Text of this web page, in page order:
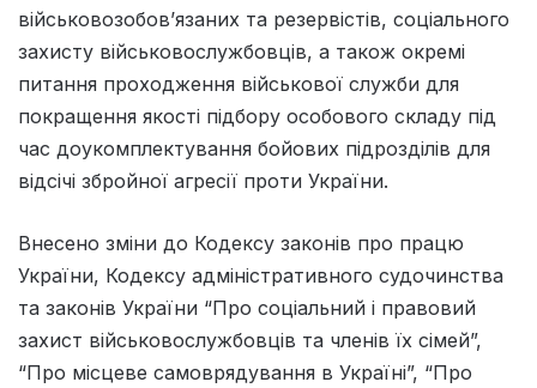
військовозобов’язаних та резервістів, соціального
захисту військовослужбовців, а також окремі
питання проходження військової служби для
покращення якості підбору особового складу під
час доукомплектування бойових підрозділів для
відсічі збройної агресії проти України.
Внесено зміни до Кодексу законів про працю
України, Кодексу адміністративного судочинства
та законів України “Про соціальний і правовий
захист військовослужбовців та членів їх сімей”,
“Про місцеве самоврядування в Україні”, “Про